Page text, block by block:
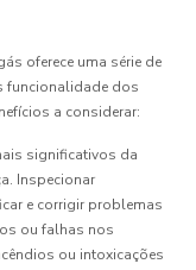
oferece uma série de
funcionalidade dos
a considerar:
significativos da
Inspecionar
e corrigir problemas
ou falhas nos
ou intoxicações